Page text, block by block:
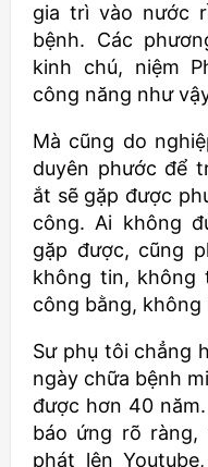
gia trì vào nước
bệnh. Các
kinh chú, niệm
công năng như
Mà cũng do
duyên phước để
ắt sẽ gặp được
công. Ai không
gặp được, cũng
không tin, không
công bằng, không
Sư phụ tôi chẳng
ngày chữa bệnh
được hơn 40
báo ứng rõ ràng,
phát lên